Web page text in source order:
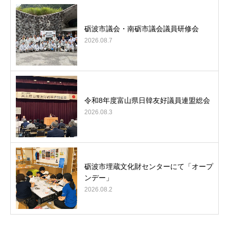
砺波市議会・南砺市議会議員研修会
2026.08.7
令和8年度富山県日韓友好議員連盟総会
2026.08.3
砺波市埋蔵文化財センターにて「オープ
ンデー」
2026.08.2